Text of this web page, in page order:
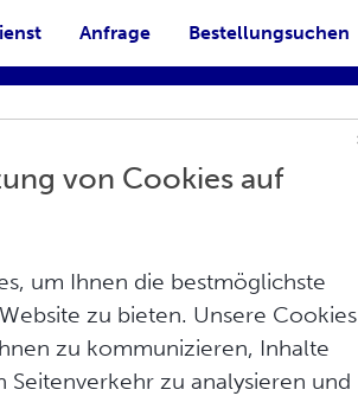
Anfrage Bestellungsuchen
von Cookies auf
um Ihnen die bestmöglichste
zu bieten. Unsere Cookies
zu kommunizieren, Inhalte
Seitenverkehr zu analysieren und